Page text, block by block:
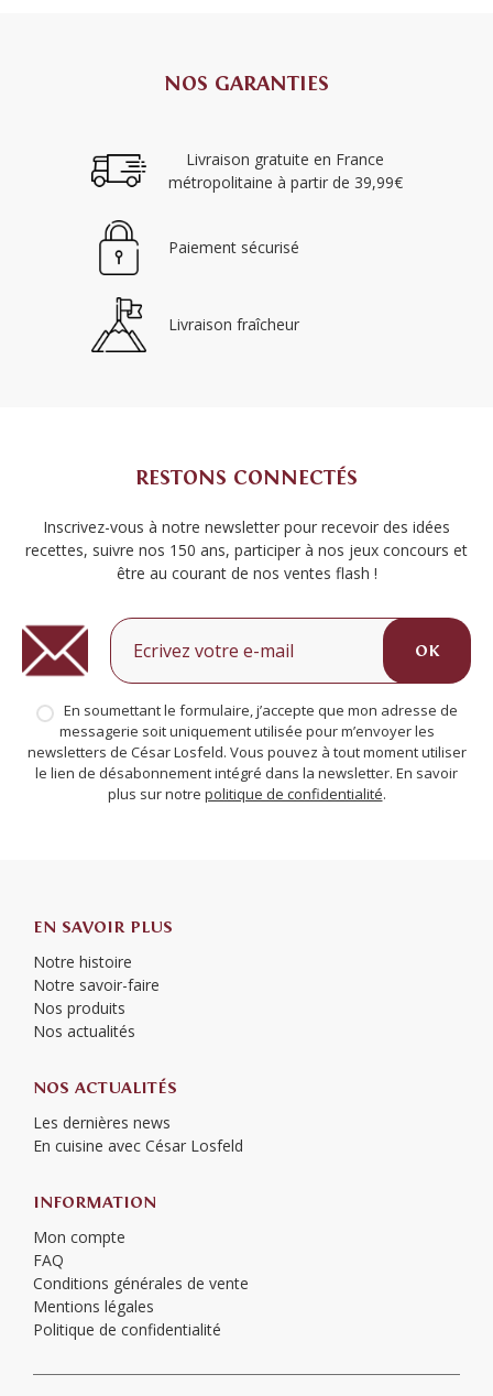
NOS GARANTIES
Livraison gratuite en France
métropolitaine à partir de 39,99€
Paiement sécurisé
Livraison fraîcheur
RESTONS CONNECTÉS
Inscrivez-vous à notre newsletter pour recevoir des idées
recettes, suivre nos 150 ans, participer à nos jeux concours et
être au courant de nos ventes flash !
OK
En soumettant le formulaire, j’accepte que mon adresse de
messagerie soit uniquement utilisée pour m’envoyer les
newsletters de César Losfeld. Vous pouvez à tout moment utiliser
le lien de désabonnement intégré dans la newsletter. En savoir
plus sur notre politique de confidentialité.
EN SAVOIR PLUS
Notre histoire
Notre savoir-faire
Nos produits
Nos actualités
NOS ACTUALITÉS
Les dernières news
En cuisine avec César Losfeld
INFORMATION
Mon compte
FAQ
Conditions générales de vente
Mentions légales
Politique de confidentialité